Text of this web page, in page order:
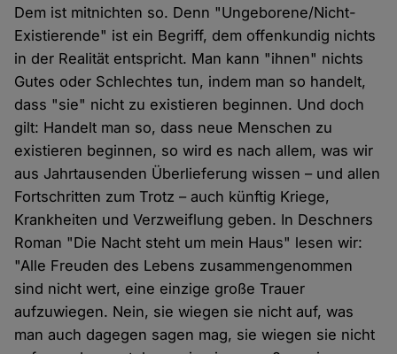
Dem ist mitnichten so. Denn "Ungeborene/Nicht-
Existierende" ist ein Begriff, dem offenkundig nichts
in der Realität entspricht. Man kann "ihnen" nichts
Gutes oder Schlechtes tun, indem man so handelt,
dass "sie" nicht zu existieren beginnen. Und doch
gilt: Handelt man so, dass neue Menschen zu
existieren beginnen, so wird es nach allem, was wir
aus Jahrtausenden Überlieferung wissen – und allen
Fortschritten zum Trotz – auch künftig Kriege,
Krankheiten und Verzweiflung geben. In Deschners
Roman "Die Nacht steht um mein Haus" lesen wir:
"Alle Freuden des Lebens zusammengenommen
sind nicht wert, eine einzige große Trauer
aufzuwiegen. Nein, sie wiegen sie nicht auf, was
man auch dagegen sagen mag, sie wiegen sie nicht